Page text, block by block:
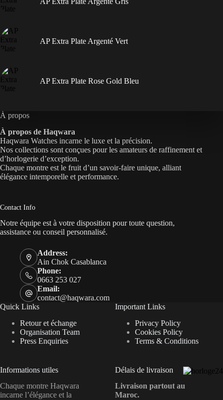
AP Extra Plate Argenté Vert
AP Extra Plate Rose Gold Bleu
À propos
À propos de Haqwara
Haqwara Watches incarne le luxe et la précision.
Nos collections sont conçues pour les amateurs de raffinement et
d’horlogerie d’exception.
Chaque montre est le fruit d’un savoir-faire unique, alliant
élégance intemporelle et performance.
Contact Info
Notre équipe est à votre disposition pour toute question,
assistance ou conseil personnalisé.
Address:
Ain Chok Casablanca
Phone:
0663 253 027
Email:
contact@haqwara.com
Quick Links
Retour et échange
Organisation Team
Press Enquiries
Informations utiles
Chaque montre Haqwara
incarne l’élégance et la
Important Links
Privacy Policy
Cookies Policy
Terms & Conditions
Délais de livraison
Livraison partout au
Maroc.